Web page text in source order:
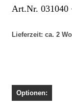
Art.Nr. 031040
Lieferzeit: ca. 2
Optionen: